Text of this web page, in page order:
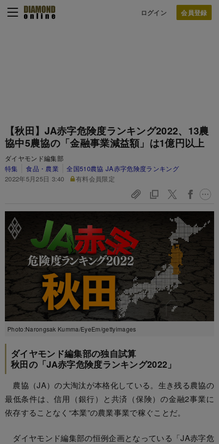
ログイン
【秋田】JA赤字危険度ランキング2022、13農
協中5農協の「金融事業減益額」は1億円以上
ダイヤモンド編集部
特集
食品・農業
全国510農協 JA赤字危険度ランキング
2022年5月25日 3:40
有料会員限定
Photo:Narongsak Kumma/EyeEm/gettyimages
ダイヤモンド編集部の独自試算
秋田の「JA赤字危険度ランキング2022」
農協（JA）の大淘汰が本格化している。生き残る農協の
最低条件は、信用（銀行）と共済（保険）の金融2事業に
依存することなく“本業”の農業事業で稼ぐことだ。
ダイヤモンド編集部の恒例企画となっている「JA赤字危